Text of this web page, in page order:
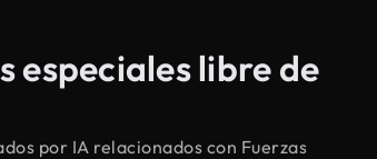
especiales libre de
por IA relacionados con Fuerzas